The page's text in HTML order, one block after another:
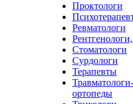
Проктологи
Ревматологи
Стоматологи
Сурдологи
Терапевты
Травматологи-
ортопеды